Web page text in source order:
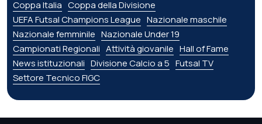
Coppa Italia Coppa della Divisione
UEFA Futsal Champions League Nazionale maschile
Nazionale femminile Nazionale Under 19
Campionati Regionali Attività giovanile Hall of Fame
News istituzionali Divisione Calcio a 5 Futsal TV
Settore Tecnico FIGC